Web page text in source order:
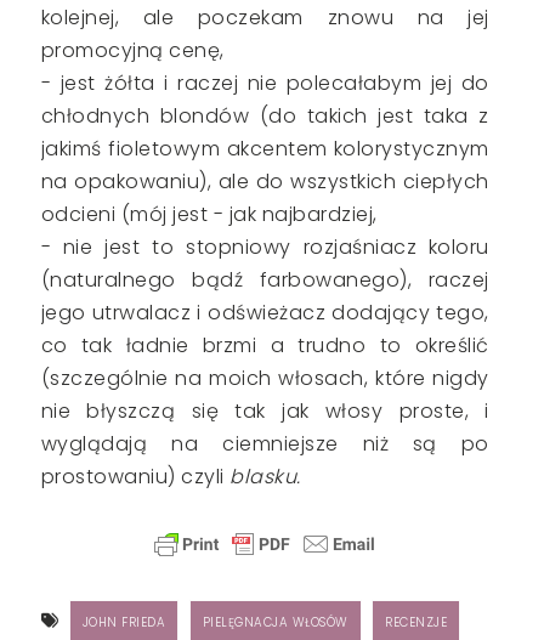
kolejnej, ale poczekam znowu na jej
promocyjną cenę,
- jest żółta i raczej nie polecałabym jej do
chłodnych blondów (do takich jest taka z
jakimś fioletowym akcentem kolorystycznym
na opakowaniu), ale do wszystkich ciepłych
odcieni (mój jest - jak najbardziej,
- nie jest to stopniowy rozjaśniacz koloru
(naturalnego bądź farbowanego), raczej
jego utrwalacz i odświeżacz dodający tego,
co tak ładnie brzmi a trudno to określić
(szczególnie na moich włosach, które nigdy
nie błyszczą się tak jak włosy proste, i
wyglądają na ciemniejsze niż są po
prostowaniu) czyli blasku.
JOHN FRIEDA PIELĘGNACJA WŁOSÓW RECENZJE